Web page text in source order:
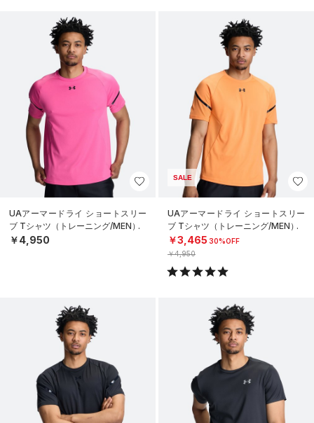
UAアーマードライ ショートスリー
ブ Tシャツ（トレーニング/MEN）
￥4,950
SALE
UAアーマードライ ショートスリー
ブ Tシャツ（トレーニング/MEN）
￥3,465 30%OFF
￥4,950